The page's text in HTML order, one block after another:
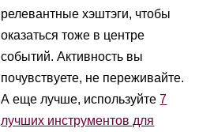
релевантные хэштэги, чтобы
оказаться тоже в центре
событий. Активность вы
почувствуете, не переживайте.
А еще лучше, используйте7
лучших инструментов для